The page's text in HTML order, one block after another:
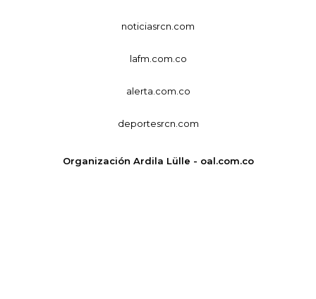
noticiasrcn.com
lafm.com.co
alerta.com.co
deportesrcn.com
Organización Ardila Lülle - oal.com.co